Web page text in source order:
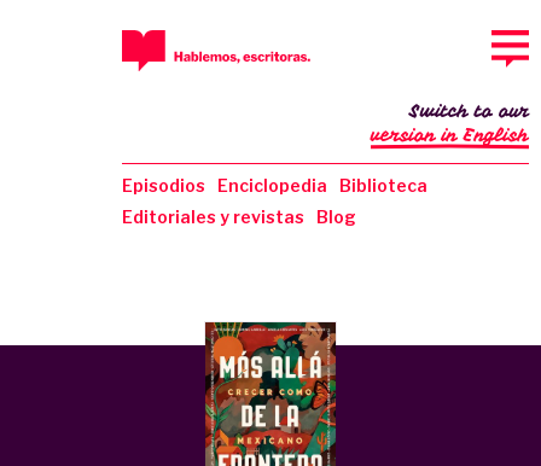
Episodios Enciclopedia
Biblioteca
Editoriales y revistas
Blog
Switch to our
version in English